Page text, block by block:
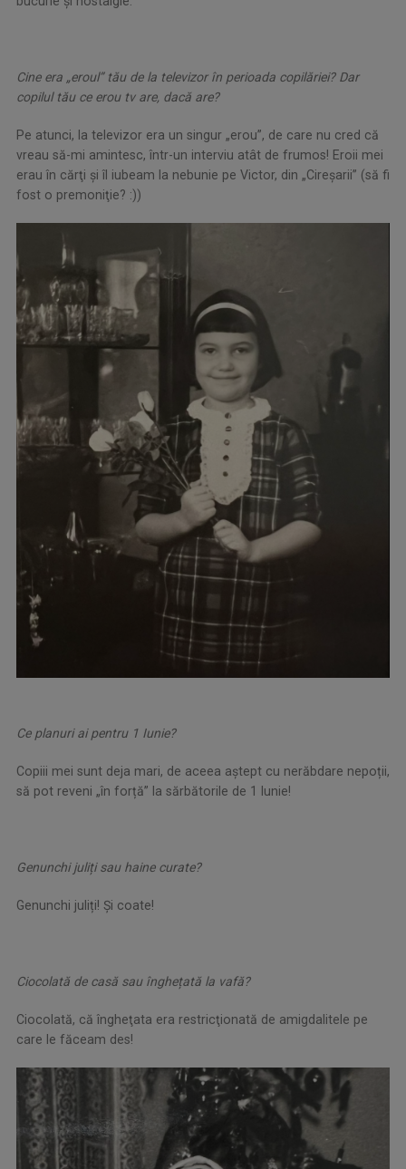
Cine era „eroul” tău de la televizor în perioada copilăriei? Dar
copilul tău ce erou tv are, dacă are?
Pe atunci, la televizor era un singur „erou”, de care nu cred că
vreau să-mi amintesc, într-un interviu atât de frumos! Eroii mei
erau în cărţi şi îl iubeam la nebunie pe Victor, din „Cireşarii” (să fi
fost o premoniţie? :))
Ce planuri ai pentru 1 Iunie?
Copiii mei sunt deja mari, de aceea aştept cu nerăbdare nepoții,
să pot reveni „în forță” la sărbătorile de 1 Iunie!
Genunchi juliți sau haine curate?
Genunchi juliți! Și coate!
Ciocolată de casă sau înghețată la vafă?
Ciocolată, că îngheţata era restricţionată de amigdalitele pe
care le făceam des!